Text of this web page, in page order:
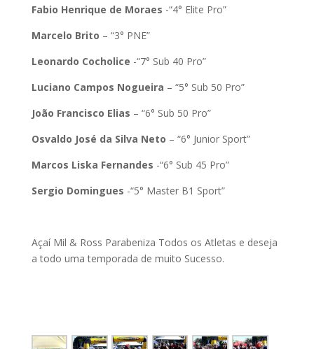
Fabio Henrique de Moraes -“4° Elite Pro”
Marcelo Brito – “3° PNE”
Leonardo Cocholice -“7° Sub 40 Pro”
Luciano Campos Nogueira – “5° Sub 50 Pro”
João Francisco Elias – “6° Sub 50 Pro”
Osvaldo José da Silva Neto – “6° Junior Sport”
Marcos Liska Fernandes -“6° Sub 45 Pro”
Sergio Domingues -“5° Master B1 Sport”
Açaí Mil & Ross Parabeniza Todos os Atletas e deseja
a todo uma temporada de muito Sucesso.